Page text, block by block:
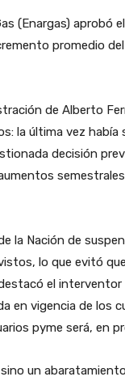
(Enargas)
promedio
de Alberto
la última vez
decisión
la Nación de
lo que evitó
el interventor
en vigencia de los
pyme será, en
un